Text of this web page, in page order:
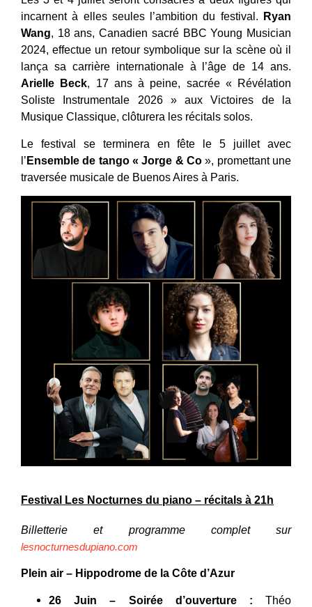
incarnent à elles seules l’ambition du festival.
Ryan
Wang, 18 ans, Canadien sacré BBC Young Musician
2024, effectue un retour symbolique sur la scène où il
lança sa carrière internationale à l’âge de 14 ans.
Arielle Beck, 17 ans à peine, sacrée « Révélation
Soliste Instrumentale 2026 » aux Victoires de la
Musique Classique, clôturera les récitals solos.
Le festival se terminera en fête le 5 juillet avec
l’ Ensemble de tango « Jorge & Co », promettant une
traversée musicale de Buenos Aires à Paris.
Festival Les Nocturnes du piano – récitals à 21h
Billetterie et programme complet sur
lesnocturnesdupiano.com
Plein air – Hippodrome de la Côte d’Azur
26 Juin – Soirée d’ouverture : Théo